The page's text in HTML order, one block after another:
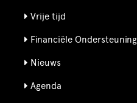
Vrije tijd
Financiële Ondersteuning
Nieuws
Agenda